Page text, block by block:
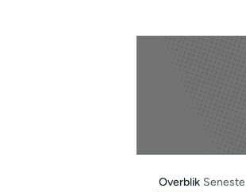
Overblik